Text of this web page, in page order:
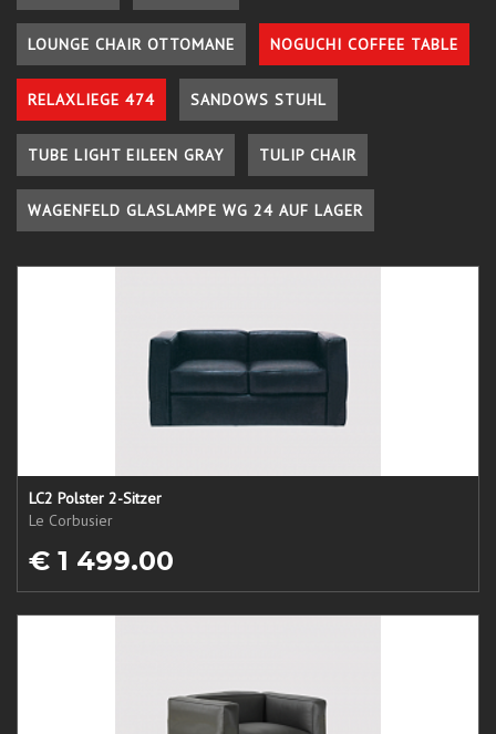
LOUNGE CHAIR OTTOMANE NOGUCHI COFFEE TABLE
RELAXLIEGE 474 SANDOWS STUHL
TUBE LIGHT EILEEN GRAY TULIP CHAIR
WAGENFELD GLASLAMPE WG 24 AUF LAGER
LC2 Polster 2-Sitzer
Le Corbusier
€ 1 499.00